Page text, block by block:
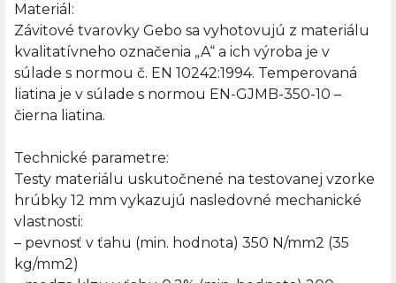
Materiál:
Závitové tvarovky Gebo sa vyhotovujú z materiálu
kvalitatívneho označenia „A“ a ich výroba je v
súlade s normou č. EN 10242:1994. Temperovaná
liatina je v súlade s normou EN-GJMB-350-10 –
čierna liatina.
Technické parametre:
Testy materiálu uskutočnené na testovanej vzorke
hrúbky 12 mm vykazujú nasledovné mechanické
vlastnosti:
– pevnosť v ťahu (min. hodnota) 350 N/mm2 (35
kg/mm2)